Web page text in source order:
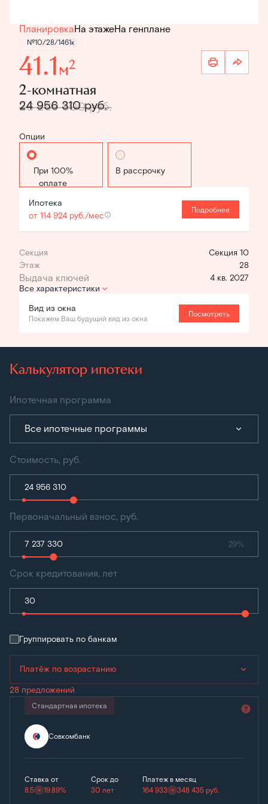
ПланировкаНа этажеНа генплане
№10/28/1461к
41.1м2
2-комнатная
26 269 800 руб.
24 956 310 руб.
Опции
Стандартная В рассрочку
Ипотека
от 114 924 руб./мес
Подробнее
Секция
Секция 10
Этаж
28
4 кв. 2027
Все характеристики
Вид из окна
Покажем Ваш будущий вид из окна
Посмотреть
Калькулятор ипотеки
Ипотечная программа
Все ипотечные программы
Стоимость, руб.
Первоначальный взнос, руб.
29%
Срок кредитования, лет
Группировать по банкам
Платёж по возрастанию
28 предложений
Стандартная ипотека
Совкомбанк
Ставка от
8.5
19.89%
Срок до
30 лет
Платеж в месяц
164 933
348 435руб.